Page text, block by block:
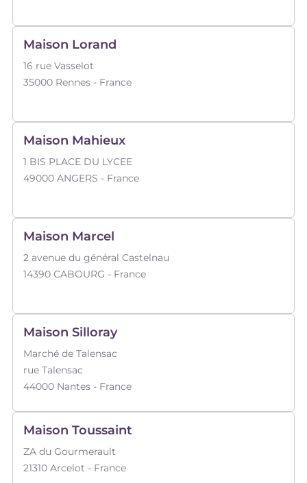
Maison Lorand
16 rue Vasselot
35000 Rennes - France
Maison Mahieux
1 BIS PLACE DU LYCEE
49000 ANGERS - France
Maison Marcel
2 avenue du général Castelnau
14390 CABOURG - France
Maison Silloray
Marché de Talensac
rue Talensac
44000 Nantes - France
Maison Toussaint
ZA du Gourmerault
21310 Arcelot - France